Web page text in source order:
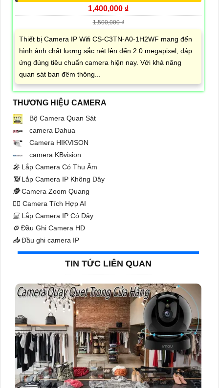
1,400,000 ₫
1,500,000 ₫
Thiết bị Camera IP Wifi CS-C3TN-A0-1H2WF mang đến
hình ảnh chất lượng sắc nét lên đến 2.0 megapixel, đáp
ứng đúng tiêu chuẩn camera hiện nay. Với khả năng
quan sát ban đêm thông...
THƯƠNG HIỆU CAMERA
Bộ Camera Quan Sát
camera Dahua
Camera HIKVISON
camera KBvision
️🎤️ Lắp Camera Có Thu Âm
📶Lắp Camera IP Không Dây
🕵️Camera Zoom Quang
🧛‍♀️ Camera Tích Hợp AI
💻 Lắp Camera IP Có Dây
⚙️ Đầu Ghi Camera HD
📥Đầu ghi camera IP
TIN TỨC LIÊN QUAN